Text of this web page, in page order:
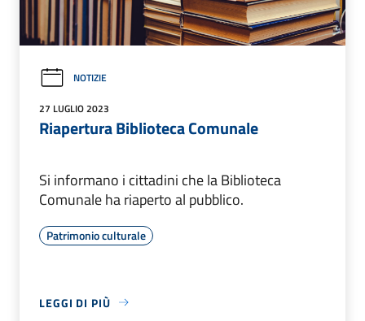
NOTIZIE
27 LUGLIO 2023
Riapertura Biblioteca Comunale
Si informano i cittadini che la Biblioteca
Comunale ha riaperto al pubblico.
Patrimonio culturale
LEGGI DI PIÙ